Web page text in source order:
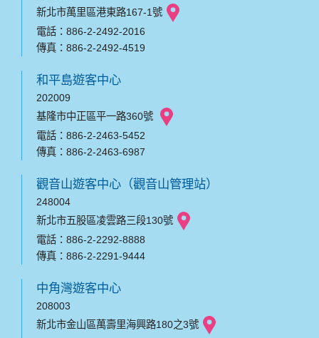
新北市萬里區港東路167-1號
電話：886-2-2492-2016
傳真：886-2-2492-4519
和平島遊客中心
202009
基隆市中正區平一路360號
電話：886-2-2463-5452
傳真：886-2-2463-6987
觀音山遊客中心（觀音山管理站）
248004
新北市五股區凌雲路三段130號
電話：886-2-2292-8888
傳真：886-2-2291-9444
中角灣遊客中心
208003
新北市金山區萬壽里海興路180之3號